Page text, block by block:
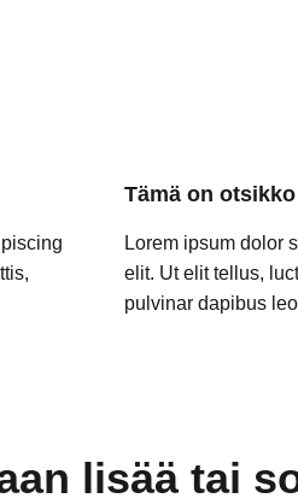
Tämä on otsikko
Lorem ipsum dolor
elit. Ut elit tellus,
pulvinar dapibus
lisää tai